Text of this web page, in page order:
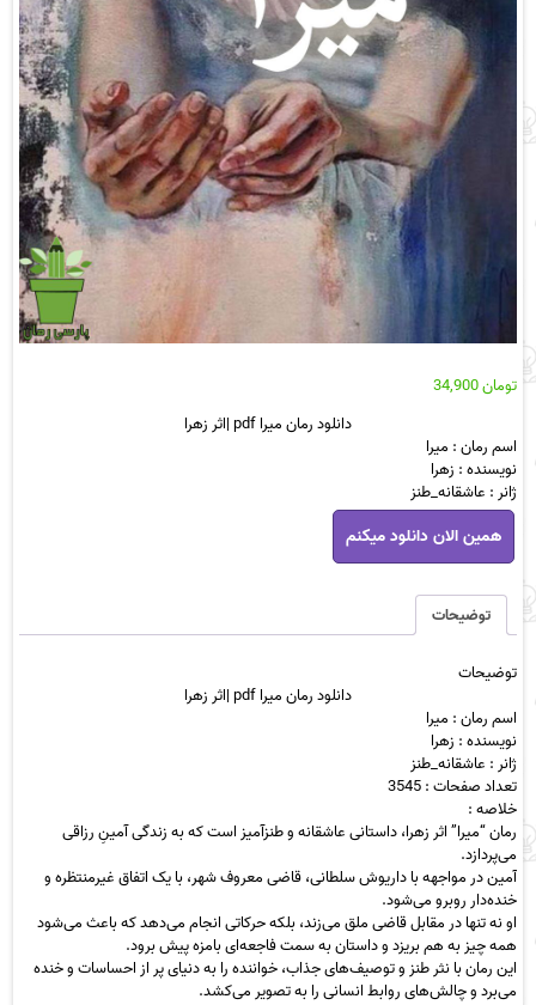
تومان34,900
دانلود رمان میرا pdf |اثر زهرا
اسم رمان : میرا
نویسنده : زهرا
ژانر : عاشقانه_طنز
دانلود
رمان
میرا
اثر
عدد
همین الان دانلود میکنم
توضیحات
توضیحات
دانلود رمان میرا pdf |اثر زهرا
اسم رمان : میرا
نویسنده : زهرا
ژانر : عاشقانه_طنز
تعداد صفحات : 3545
خلاصه :
رمان “میرا” اثر زهرا، داستانی عاشقانه و طنزآمیز است که به زندگی آمینِ رزاقی
می‌پردازد.
آمین در مواجهه با داریوش سلطانی، قاضی معروف شهر، با یک اتفاق غیرمنتظره و
خنده‌دار روبرو می‌شود.
او نه تنها در مقابل قاضی ملق می‌زند، بلکه حرکاتی انجام می‌دهد که باعث می‌شود
همه چیز به هم بریزد و داستان به سمت فاجعه‌ای بامزه پیش برود.
این رمان با نثر طنز و توصیف‌های جذاب، خواننده را به دنیای پر از احساسات و خنده
می‌برد و چالش‌های روابط انسانی را به تصویر می‌کشد.